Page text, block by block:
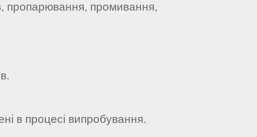
пропарювання, промивання,
в процесі випробування.